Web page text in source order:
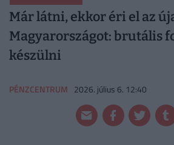
Már látni, ekkor éri el az
Magyarországot: brutális
készülni
PÉNZCENTRUM 2026. július 6. 12:40